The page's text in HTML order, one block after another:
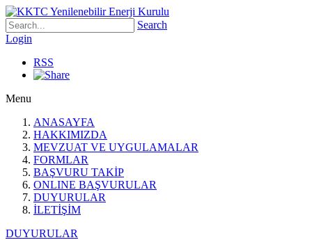
Search
Login
RSS
Menu
ANASAYFA
HAKKIMIZDA
MEVZUAT VE UYGULAMALAR
FORMLAR
BAŞVURU TAKİP
ONLINE BAŞVURULAR
DUYURULAR
İLETİŞİM
DUYURULAR